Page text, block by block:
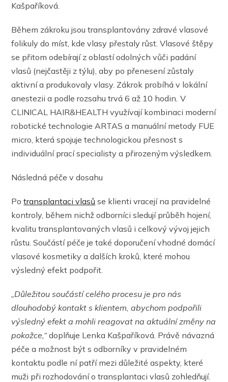
Kašpaříková.
Během zákroku jsou transplantovány zdravé vlasové
folikuly do míst, kde vlasy přestaly růst. Vlasové štěpy
se přitom odebírají z oblastí odolných vůči padání
vlasů (nejčastěji z týlu), aby po přenesení zůstaly
aktivní a produkovaly vlasy. Zákrok probíhá v lokální
anestezii a podle rozsahu trvá 6 až 10 hodin.V
CLINICAL HAIR&HEALTH využívají kombinaci moderní
robotické technologie ARTAS a manuální metody FUE
micro, která spojuje technologickou přesnost s
individuální prací specialisty a přirozeným výsledkem.
Následná péče v dosahu
Potransplantaci vlasů se klienti vracejí na pravidelné
kontroly, během nichž odborníci sledují průběh hojení,
kvalitu transplantovaných vlasů i celkový vývoj jejich
růstu. Součástí péče je také doporučení vhodné domácí
vlasové kosmetiky a dalších kroků, které mohou
výsledný efekt podpořit.
„Důležitou součástí celého procesu je pro nás
dlouhodobý kontakt s klientem, abychom podpořili
výsledný efekt a mohli reagovat na aktuální změny na
pokožce,“ doplňuje Lenka Kašpaříková. Právě návazná
péče a možnost být s odborníky v pravidelném
kontaktu podle ní patří mezi důležité aspekty, které
muži při rozhodování o transplantaci vlasů zohledňují.